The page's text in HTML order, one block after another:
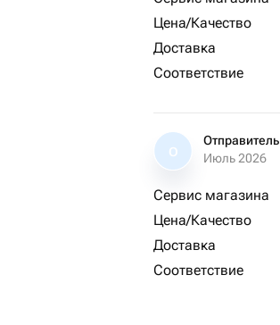
Цена/Качество
Доставка
Соответствие
О
Отправитель
Июль 2026
Сервис магазина
Цена/Качество
Доставка
Соответствие